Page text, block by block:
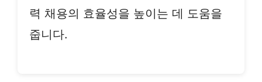
력 채용의 효율성을 높이는 데 도움을
줍니다.